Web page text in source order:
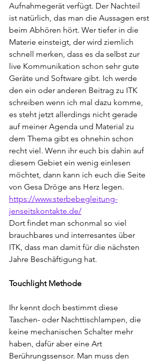
Aufnahmegerät verfügt. Der Nachteil
ist natürlich, das man die Aussagen erst
beim Abhören hört. Wer tiefer in die
Materie einsteigt, der wird ziemlich
schnell merken, dass es da selbst zur
live Kommunikation schon sehr gute
Geräte und Software gibt. Ich werde
den ein oder anderen Beitrag zu ITK
schreiben wenn ich mal dazu komme,
es steht jetzt allerdings nicht gerade
auf meiner Agenda und Material zu
dem Thema gibt es ohnehin schon
recht viel. Wenn ihr euch bis dahin auf
diesem Gebiet ein wenig einlesen
möchtet, dann kann ich euch die Seite
von Gesa Dröge ans Herz legen.
https://www.sterbebegleitung-
jenseitskontakte.de/
Dort findet man schonmal so viel
brauchbares und interresantes über
ITK, dass man damit für die nächsten
Jahre Beschäftigung hat.
Touchlight Methode
Ihr kennt doch bestimmt diese
Taschen- oder Nachttischlampen, die
keine mechanischen Schalter mehr
haben, dafür aber eine Art
Berührungssensor. Man muss den